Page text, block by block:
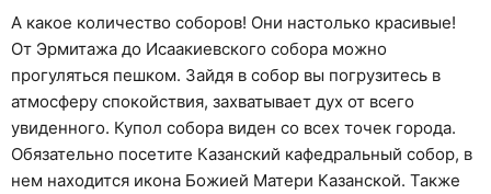
А какое количество соборов! Они настолько красивые!
От Эрмитажа до Исаакиевского собора можно
прогуляться пешком. Зайдя в собор вы погрузитесь в
атмосферу спокойствия, захватывает дух от всего
увиденного. Купол собора виден со всех точек города.
Обязательно посетите Казанский кафедральный собор, в
нем находится икона Божией Матери Казанской. Также